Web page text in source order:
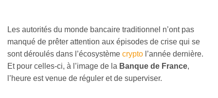
Les autorités du monde bancaire traditionnel n’ont pas
manqué de prêter attention aux épisodes de crise qui se
sont déroulés dans l’écosystème crypto l’année dernière.
Et pour celles-ci, à l’image de la Banque de France,
l’heure est venue de réguler et de superviser.